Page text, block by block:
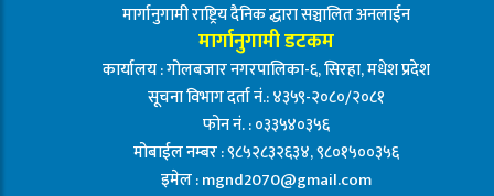
मार्गानुगामी राष्ट्रिय दैनिक द्धारा सञ्चालित अनलाईन
मार्गानुगामी डटकम
कार्यालय : गोलबजार नगरपालिका-६, सिरहा, मधेश प्रदेश
सूचना विभाग दर्ता नं.: ४३५९-२०८०/२०८१
फोन नं. : ०३३५४०३५६
मोबाईल नम्बर : ९८५२८३२६३४, ९८०१५००३५६
इमेल :mgnd2070@gmail.com